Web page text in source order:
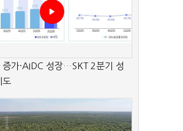
증가·AIDC 성장…SKT 2분기 성
도